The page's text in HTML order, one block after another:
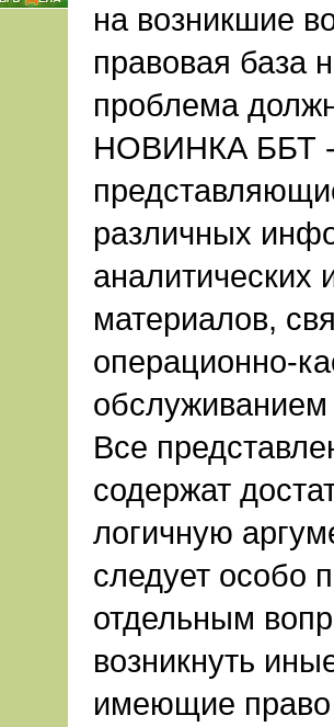
на возникшие
правовая база
проблема
НОВИНКА ББТ -
различных
аналитических
материалов,
операционно-
обслуживанием
Все
содержат
логичную
следует особо
отдельным
возникнуть
имеющие право